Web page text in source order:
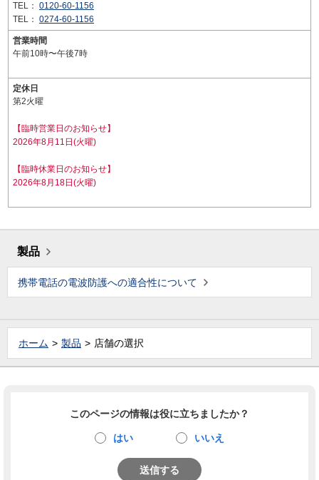
TEL： 0120-60-1156
TEL： 0274-60-1156
営業時間
午前10時〜午後7時
定休日
第2火曜
【臨時営業日のお知らせ】
2026年8月11日(火曜)
【臨時休業日のお知らせ】
2026年8月18日(火曜)
製品
携帯電話の電波防護への適合性について
ホーム 製品 店舗の選択
このページの情報は役に立ちましたか？
はい いいえ
送信する